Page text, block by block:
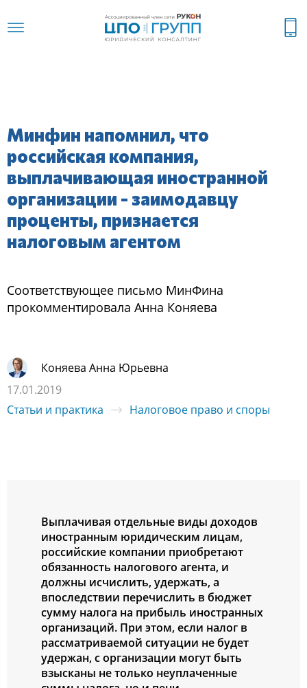
Минфин напомнил, что
российская компания,
выплачивающая иностранной
организации - заимодавцу
проценты, признается
налоговым агентом
Соответствующее письмо МинФина
прокомментировала Анна Коняева
Коняева Анна Юрьевна
17.01.2019
Статьи и практика
Налоговое право и споры
Выплачивая отдельные виды доходов
иностранным юридическим лицам,
российские компании приобретают
обязанность налогового агента, и
должны исчислить, удержать, а
впоследствии перечислить в бюджет
сумму налога на прибыль иностранных
организаций. При этом, если налог в
рассматриваемой ситуации не будет
удержан, с организации могут быть
взысканы не только неуплаченные